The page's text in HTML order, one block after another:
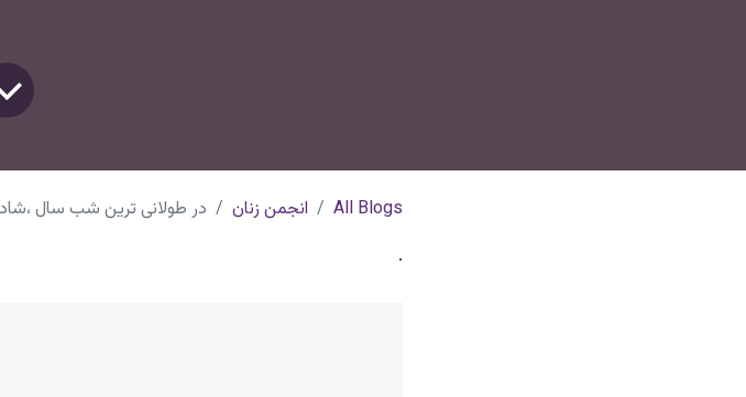
All Blogs انجمن زنان در طولانی ترین شب سال
.